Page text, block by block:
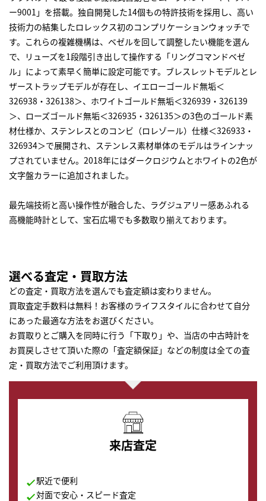
ー9001」を搭載。独自開発した14個もの特許技術を採用し、高い
技術力の結集したロレックス初のコンプリケーションウォッチで
す。これらの複雑機構は、ベゼルを回して調整したい機能を選ん
で、リューズを1段階引き出して操作する「リングコマンドベゼ
ル」によって素早く簡単に設定可能です。ブレスレットモデルとレ
ザーストラップモデルが存在し、イエローゴールド無垢＜
326938・326138＞、ホワイトゴールド無垢＜326939・326139
＞、ローズゴールド無垢＜326935・326135＞の3色のゴールド素
材仕様か、ステンレスとのコンビ（ロレゾール）仕様＜326933・
326934＞で展開され、ステンレス素材単体のモデルはラインナッ
プされていません。2018年にはダークロジウムとホワイトの2色が
文字盤カラーに追加されました。
最先端技術と高い操作性が融合した、ラグジュアリー感あふれる
高機能時計として、宝石広場でも多数取り揃えております。
選べる査定・買取方法
どの査定・買取方法を選んでも査定額は変わりません。
買取査定手数料は無料！お客様のライフスタイルに合わせて自分
にあった最適な方法をお選びください。
お買取りとご購入を同時に行う「下取り」や、当店の中古時計を
お買戻しさせて頂いた際の「査定額保証」などの制度は全ての査
定・買取方法でご利用頂けます。
来店査定
駅近で便利
対面で安心・スピード査定